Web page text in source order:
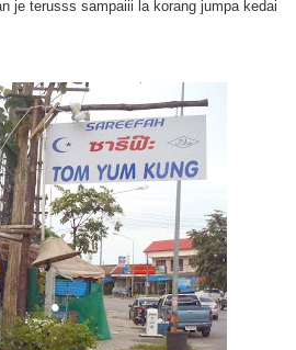
je terusss sampaiii la korang jumpa kedai